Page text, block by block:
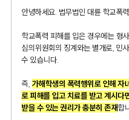
안녕하세요. 법무법인 대륜 학교폭
학교폭력 피해를 입은 경우에는 형
심의위원회의 징계와는 별개로, 민
수 있습니다.
즉, 가해학생의 폭력행위로 인해 자
로 피해를 입고 치료를 받고 계시다
받을 수 있는 권리가 충분히 존재합